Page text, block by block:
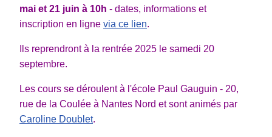
mai et 21 juin à 10h - dates, informations et
inscription en ligne via ce lien.
Ils reprendront à la rentrée 2025 le samedi 20
septembre.
Les cours se déroulent à l'école Paul Gauguin - 20,
rue de la Coulée à Nantes Nord et sont animés par
Caroline Doublet.